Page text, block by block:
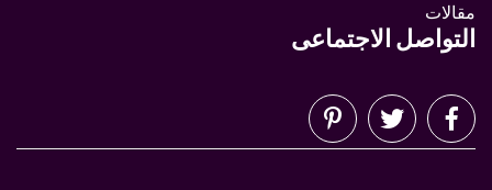
مقالات
التواصل الاجتماعى